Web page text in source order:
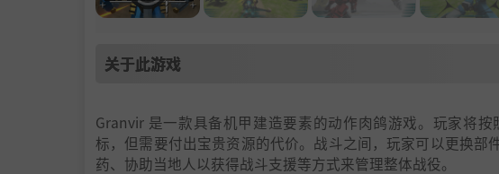
关于此游戏
Granvir 是一款具备机甲建造要素的动作肉鸽游戏。玩家将
标，但需要付出宝贵资源的代价。战斗之间，玩家可以更换
药、协助当地人以获得战斗支援等方式来管理整体战役。